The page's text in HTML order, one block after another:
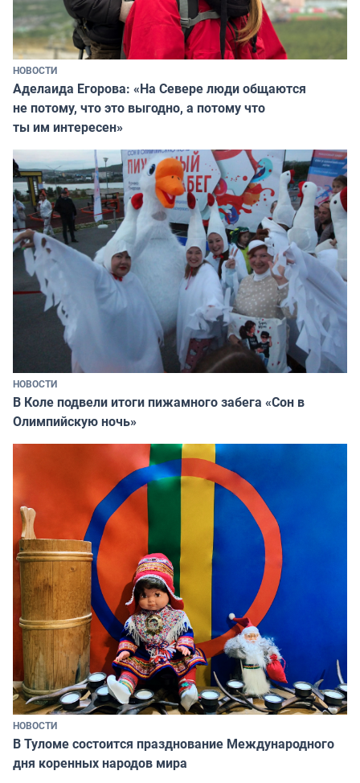
НОВОСТИ
Аделаида Егорова: «На Севере люди общаются
не потому, что это выгодно, а потому что
ты им интересен»
НОВОСТИ
В Коле подвели итоги пижамного забега «Сон в
Олимпийскую ночь»
НОВОСТИ
В Туломе состоится празднование Международного
дня коренных народов мира